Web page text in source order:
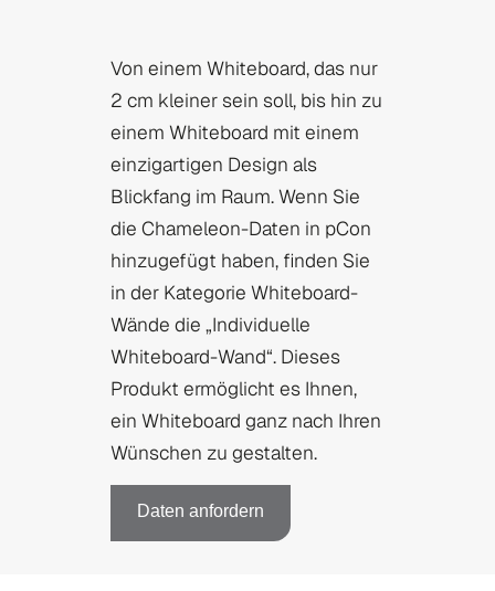
Von einem Whiteboard, das nur
2 cm kleiner sein soll, bis hin zu
einem Whiteboard mit einem
einzigartigen Design als
Blickfang im Raum. Wenn Sie
die Chameleon-Daten in pCon
hinzugefügt haben, finden Sie
in der Kategorie Whiteboard-
Wände die „Individuelle
Whiteboard-Wand“. Dieses
Produkt ermöglicht es Ihnen,
ein Whiteboard ganz nach Ihren
Wünschen zu gestalten.
Daten anfordern